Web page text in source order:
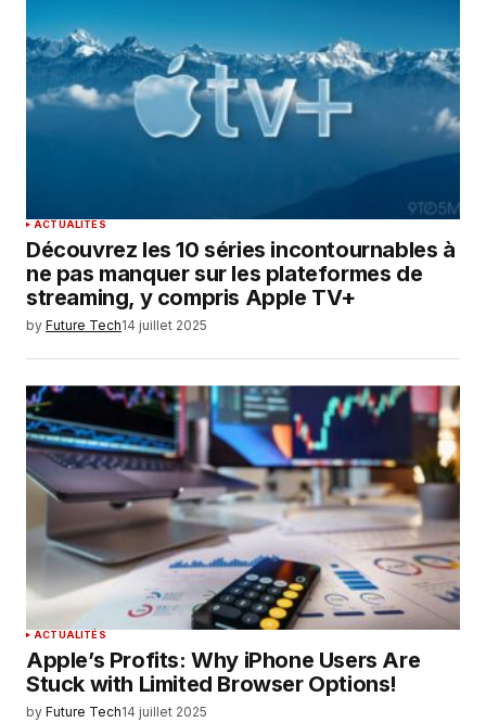
ACTUALITÉS
Découvrez les 10 séries incontournables à
ne pas manquer sur les plateformes de
streaming, y compris Apple TV+
by Future Tech14 juillet 2025
ACTUALITÉS
Apple’s Profits: Why iPhone Users Are
Stuck with Limited Browser Options!
by Future Tech14 juillet 2025